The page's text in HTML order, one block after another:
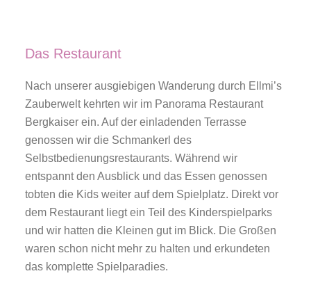
Das Restaurant
Nach unserer ausgiebigen Wanderung durch Ellmi’s
Zauberwelt kehrten wir im Panorama Restaurant
Bergkaiser ein. Auf der einladenden Terrasse
genossen wir die Schmankerl des
Selbstbedienungsrestaurants. Während wir
entspannt den Ausblick und das Essen genossen
tobten die Kids weiter auf dem Spielplatz. Direkt vor
dem Restaurant liegt ein Teil des Kinderspielparks
und wir hatten die Kleinen gut im Blick. Die Großen
waren schon nicht mehr zu halten und erkundeten
das komplette Spielparadies.